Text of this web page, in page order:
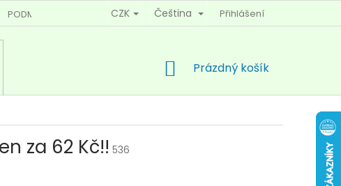
PODMÍNKY OCHRANY OSOBNÍCH ÚDAJŮ KONTAKTY
CZK Čeština Přihlášení
NÁKUPNÍ
Prázdný košík
za 62 Kč!! 536